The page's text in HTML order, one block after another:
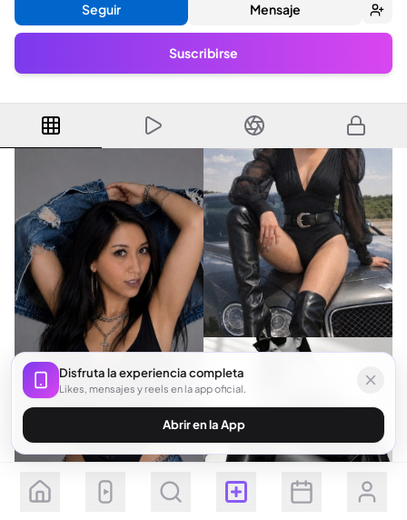
Seguir Mensaje
Suscribirse
Seguir Suscribirse
Disfruta la experiencia completa
Likes, mensajes y reels en la app oficial.
Abrir en la App